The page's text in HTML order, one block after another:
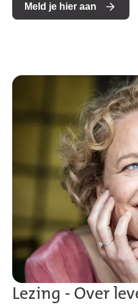
Meld je hier aan
Lezing - Over